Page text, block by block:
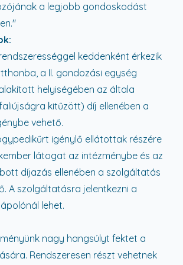
a legjobb gondoskodást
keddenként érkezik
a II. gondozási egység
helyiségében az általa
kitűzött) díj ellenében a
vehető.
igénylő ellátottak részére
látogat az intézménybe és az
díjazás ellenében a szolgáltatás
A szolgáltatásra jelentkezni a
lehet.
nagy hangsúlyt fektet a
Rendszeresen részt vehetnek